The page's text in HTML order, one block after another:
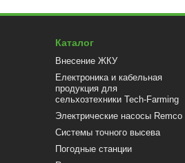
Каталог
Внесение ЖКУ
Електроника и кабельная
продукция для
сельхозтехники Tech-Farming
Электрические насосы Remco
Системы точного высева
Погодные станции